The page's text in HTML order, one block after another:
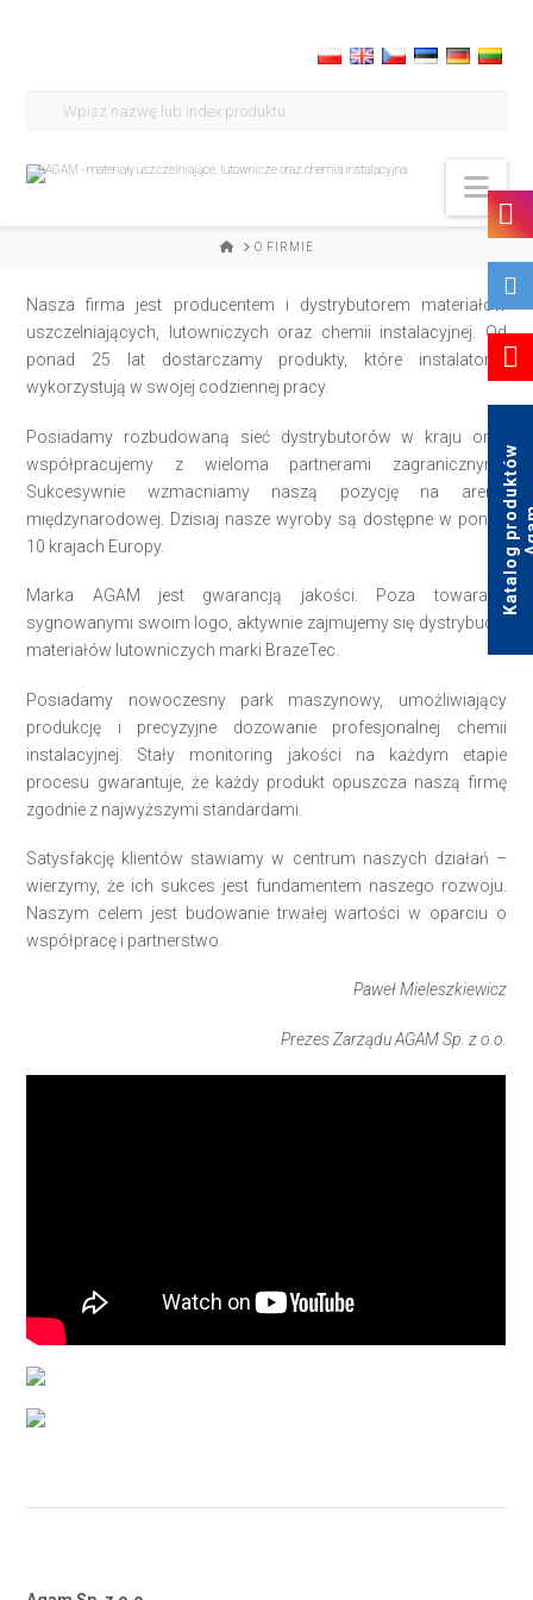
HOMEO FIRMIE
Nasza firma jest producentem i dystrybutorem materiałów
uszczelniających, lutowniczych oraz chemii instalacyjnej. Od
ponad 25 lat dostarczamy produkty, które instalatorzy
wykorzystują w swojej codziennej pracy.
Posiadamy rozbudowaną sieć dystrybutorów w kraju oraz
współpracujemy z wieloma partnerami zagranicznymi.
Sukcesywnie wzmacniamy naszą pozycję na arenie
międzynarodowej. Dzisiaj nasze wyroby są dostępne w ponad
10 krajach Europy.
Marka AGAM jest gwarancją jakości. Poza towarami
sygnowanymi swoim logo, aktywnie zajmujemy się dystrybucją
materiałów lutowniczych marki BrazeTec.
Posiadamy nowoczesny park maszynowy, umożliwiający
produkcję i precyzyjne dozowanie profesjonalnej chemii
instalacyjnej. Stały monitoring jakości na każdym etapie
procesu gwarantuje, że każdy produkt opuszcza naszą firmę
zgodnie z najwyższymi standardami.
Satysfakcję klientów stawiamy w centrum naszych działań –
wierzymy, że ich sukces jest fundamentem naszego rozwoju.
Naszym celem jest budowanie trwałej wartości w oparciu o
współpracę i partnerstwo.
Paweł Mieleszkiewicz
Prezes Zarządu AGAM Sp. z o.o.
K
a
t
a
l
o
g
p
r
o
d
u
k
t
ó
w
A
g
a